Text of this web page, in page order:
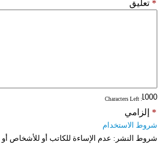
تعليق *
: Characters Left
إلزامي *
شروط الاستخدام
شروط النشر: عدم الإساءة للكاتب أو للأشخاص